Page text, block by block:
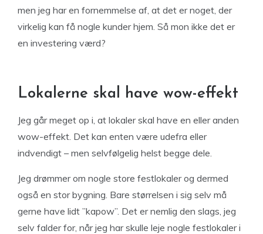
men jeg har en fornemmelse af, at det er noget, der
virkelig kan få nogle kunder hjem. Så mon ikke det er
en investering værd?
Lokalerne skal have wow-effekt
Jeg går meget op i, at lokaler skal have en eller anden
wow-effekt. Det kan enten være udefra eller
indvendigt – men selvfølgelig helst begge dele.
Jeg drømmer om nogle store festlokaler og dermed
også en stor bygning. Bare størrelsen i sig selv må
gerne have lidt ”kapow”. Det er nemlig den slags, jeg
selv falder for, når jeg har skulle leje nogle festlokaler i